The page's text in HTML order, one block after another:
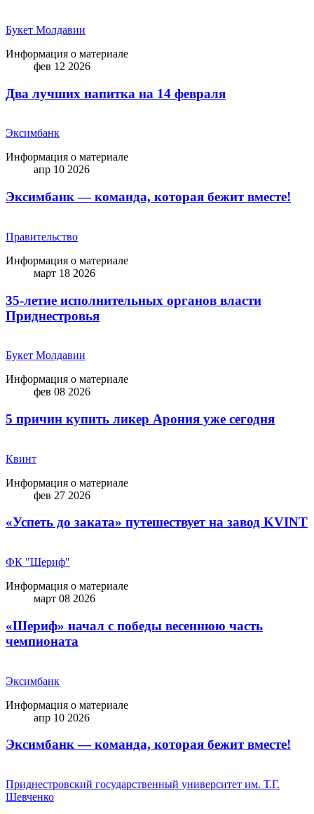
Букет Молдавии
Информация о материале
фев 12 2026
Два лучших напитка на 14 февраля
Эксимбанк
Информация о материале
апр 10 2026
Эксимбанк — команда, которая бежит вместе!
Правительство
Информация о материале
март 18 2026
35-летие исполнительных органов власти
Приднестровья
Букет Молдавии
Информация о материале
фев 08 2026
5 причин купить ликep Арония уже сегодня
Квинт
Информация о материале
фев 27 2026
«Успеть до заката» путешествует на завод KVINT
ФК "Шериф"
Информация о материале
март 08 2026
«Шериф» начал с победы весеннюю часть
чемпионата
Эксимбанк
Информация о материале
апр 10 2026
Эксимбанк — команда, которая бежит вместе!
Приднестровский государственный университет им. Т.Г.
Шевченко